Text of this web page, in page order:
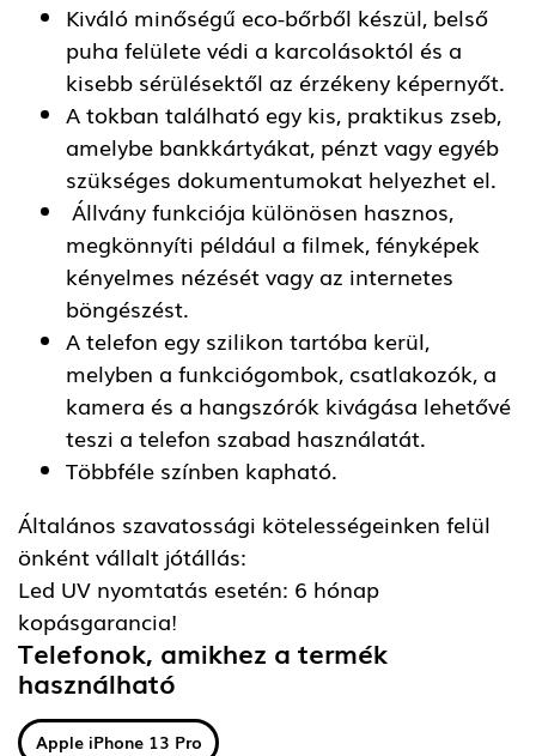
Kiváló minőségű eco-bőrből készül, belső
puha felülete védi a karcolásoktól és a
kisebb sérülésektől az érzékeny képernyőt.
A tokban található egy kis, praktikus zseb,
amelybe bankkártyákat, pénzt vagy egyéb
szükséges dokumentumokat helyezhet el.
Állvány funkciója különösen hasznos,
megkönnyíti például a filmek, fényképek
kényelmes nézését vagy az internetes
böngészést.
A telefon egy szilikon tartóba kerül,
melyben a funkciógombok, csatlakozók, a
kamera és a hangszórók kivágása lehetővé
teszi a telefon szabad használatát.
Többféle színben kapható.
Általános szavatossági kötelességeinken felül
önként vállalt jótállás:
Led UV nyomtatás esetén: 6 hónap
kopásgarancia!
Telefonok, amikhez a termék
használható
Apple iPhone 13 Pro